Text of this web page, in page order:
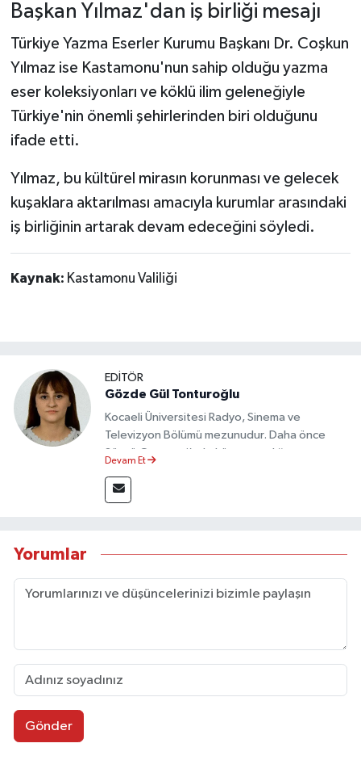
Başkan Yılmaz'dan iş birliği mesajı
Türkiye Yazma Eserler Kurumu Başkanı Dr. Coşkun
Yılmaz ise Kastamonu'nun sahip olduğu yazma
eser koleksiyonları ve köklü ilim geleneğiyle
Türkiye'nin önemli şehirlerinden biri olduğunu
ifade etti.
Yılmaz, bu kültürel mirasın korunması ve gelecek
kuşaklara aktarılması amacıyla kurumlar arasındaki
iş birliğinin artarak devam edeceğini söyledi.
Kaynak: Kastamonu Valiliği
EDİTÖR
Gözde Gül Tonturoğlu
Kocaeli Üniversitesi Radyo, Sinema ve
Televizyon Bölümü mezunudur. Daha önce
Sözcü Gazetesi’nde köşe yazarlığı yapmış ve
Devam Et
Yorumlar
Gönder